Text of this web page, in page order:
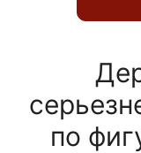
по